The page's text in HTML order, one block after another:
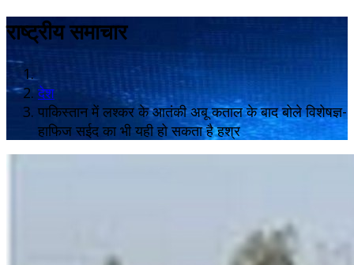
राष्ट्रीय समाचार
देश
पाकिस्तान में लश्कर के आतंकी अबू कताल के बाद बोले विशेषज्ञ-
हाफिज सईद का भी यही हो सकता है हश्र